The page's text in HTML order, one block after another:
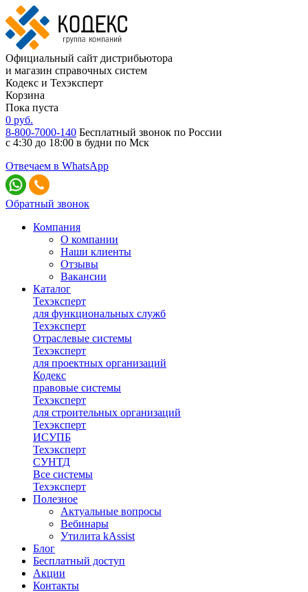
Официальный сайт дистрибьютора
и магазин справочных систем
Кодекс и Техэксперт
Корзина
Пока пуста
0 руб.
8-800-7000-140 Бесплатный звонок по России
с 4:30 до 18:00 в будни по Мск
Отвечаем в WhatsApp
Обратный звонок
Компания
О компании
Наши клиенты
Отзывы
Вакансии
Каталог
Техэксперт
для функциональных служб
Техэксперт
Отраслевые системы
Техэксперт
для проектных организаций
Кодекс
правовые системы
Техэксперт
для строительных организаций
Техэксперт
ИСУПБ
Техэксперт
СУНТД
Все системы
Техэксперт
Полезное
Актуальные вопросы
Вебинары
Утилита kAssist
Блог
Бесплатный доступ
Акции
Контакты